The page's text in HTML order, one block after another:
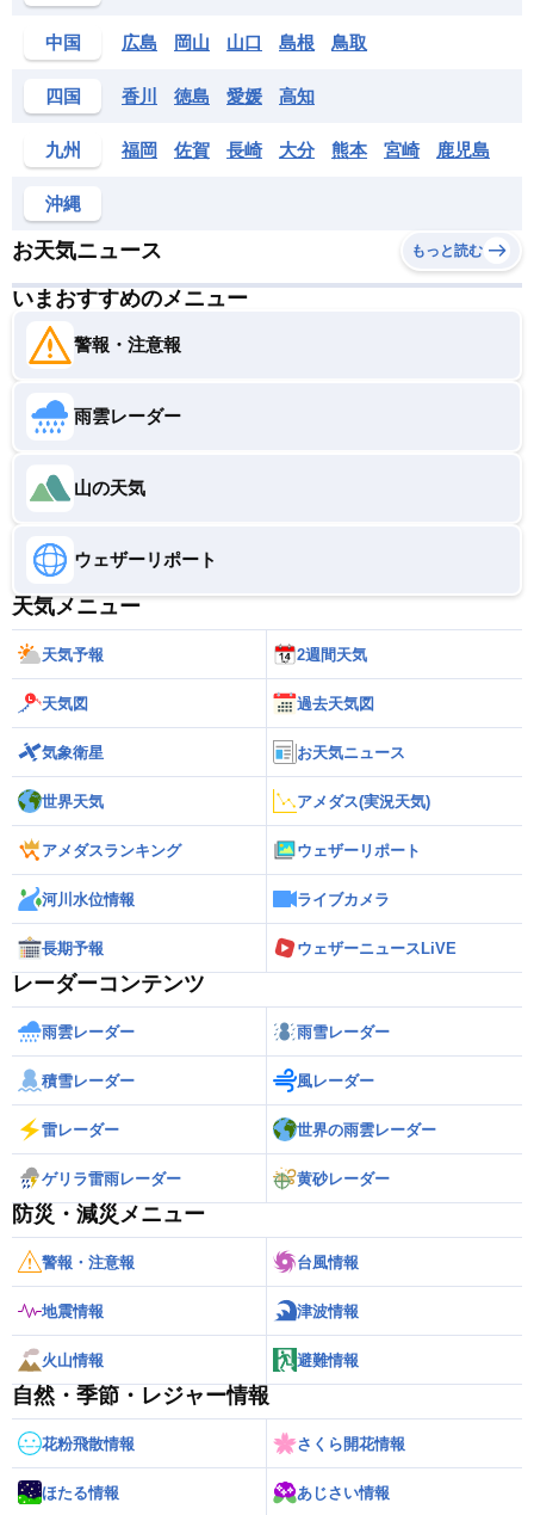
中国 広島 岡山 山口 島根 鳥取
四国 香川 徳島 愛媛 高知
九州 福岡 佐賀 長崎 大分 熊本 宮崎 鹿児島
沖縄
お天気ニュース もっと読む
いまおすすめのメニュー
警報・注意報
雨雲レーダー
山の天気
ウェザーリポート
天気メニュー
天気予報 2週間天気
天気図 過去天気図
気象衛星 お天気ニュース
世界天気 アメダス(実況天気)
アメダスランキング ウェザーリポート
河川水位情報 ライブカメラ
長期予報 ウェザーニュースLiVE
レーダーコンテンツ
雨雲レーダー 雨雪レーダー
積雪レーダー 風レーダー
雷レーダー 世界の雨雲レーダー
ゲリラ雷雨レーダー 黄砂レーダー
防災・減災メニュー
警報・注意報 台風情報
地震情報 津波情報
火山情報 避難情報
自然・季節・レジャー情報
花粉飛散情報 さくら開花情報
ほたる情報 あじさい情報